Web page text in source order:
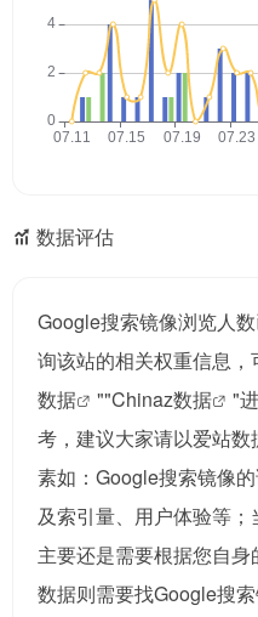
数据评估
Google搜索镜像浏览人
询该站的相关权重信息，
数据
""Chinaz数据
"
考，建议大家请以爱站
素如：Google搜索镜像
及索引量、用户体验等
主要还是需要根据您自
数据则需要找Google搜